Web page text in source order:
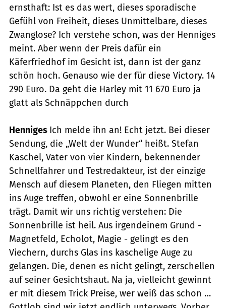
ernsthaft: Ist es das wert, dieses sporadische
Gefühl von Freiheit, dieses Unmittelbare, dieses
Zwanglose? Ich verstehe schon, was der Henniges
meint. Aber wenn der Preis dafür ein
Käferfriedhof im Gesicht ist, dann ist der ganz
schön hoch. Genauso wie der für diese Victory. 14
290 Euro. Da geht die Harley mit 11 670 Euro ja
glatt als Schnäppchen durch
Henniges Ich melde ihn an! Echt jetzt. Bei dieser
Sendung, die „Welt der Wunder“ heißt. Stefan
Kaschel, Vater von vier Kindern, bekennender
Schnellfahrer und Testredakteur, ist der einzige
Mensch auf diesem Planeten, den Fliegen mitten
ins Auge treffen, obwohl er eine Sonnenbrille
trägt. Damit wir uns richtig verstehen: Die
Sonnenbrille ist heil. Aus irgendeinem Grund -
Magnetfeld, Echolot, Magie - gelingt es den
Viechern, durchs Glas ins kaschelige Auge zu
gelangen. Die, denen es nicht gelingt, zerschellen
auf seiner Gesichtshaut. Na ja, vielleicht gewinnt
er mit diesem Trick Preise, wer weiß das schon …